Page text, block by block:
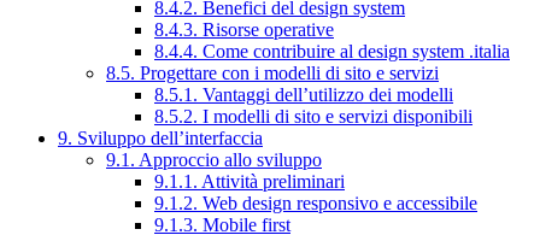
8.4.2. Benefici del design system
8.4.3. Risorse operative
8.4.4. Come contribuire al design system .italia
8.5. Progettare con i modelli di sito e servizi
8.5.1. Vantaggi dell’utilizzo dei modelli
8.5.2. I modelli di sito e servizi disponibili
9. Sviluppo dell’interfaccia
9.1. Approccio allo sviluppo
9.1.1. Attività preliminari
9.1.2. Web design responsivo e accessibile
9.1.3. Mobile first